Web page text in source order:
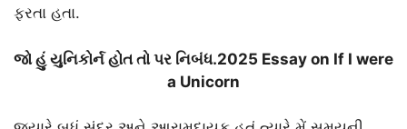
ફરતા હતા.
જો હું યુનિકોર્ન હોત તો પર નિબંધ.2025 Essay on If I were
a Unicorn